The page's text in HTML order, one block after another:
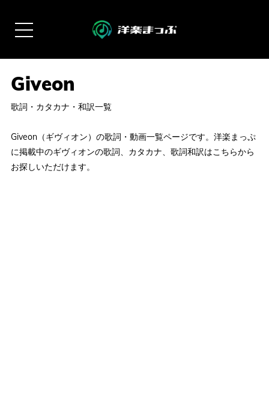
歌詞・カタカナ・和訳一覧
Giveon（ギヴィオン）の歌詞・動画一覧ページです。洋楽まっぷ
に掲載中のギヴィオンの歌詞、カタカナ、歌詞和訳はこちらから
お探しいただけます。